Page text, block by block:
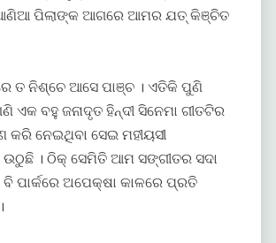
ପିଲାଙ୍କ ଆଗରେ ଆମର ଯତ୍ କିଞ୍ଚିତ
ତ ନିଶ୍ଚେ ଆସେ ପାଞ୍ଚ । ଏତିକି ପୁଣି
ବହୁ ଜନାଦୃତ ହିନ୍ଦୀ ସିନେମା ଗୀତଟିର
ନେଇଥିବା ସେଇ ମହୀୟସୀ
। ଠିକ୍ ସେମିତି ଆମ ସଙ୍ଗୀତର ସଦା
ପାର୍କରେ ଅପେକ୍ଷା କାଳରେ ପ୍ରତି